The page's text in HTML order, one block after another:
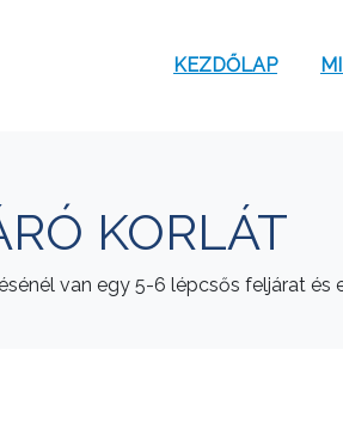
KEZDŐLAP
KORLÁT
van egy 5-6 lépcsős feljárat és